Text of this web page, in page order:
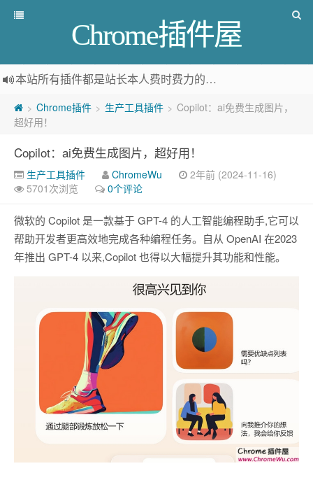
Chrome插件屋
本站所有插件都是站长本人费时费力的人工筛选推荐
> Chrome插件 > 生产工具插件 > Copilot：ai免费生成图片，
超好用！
Copilot：ai免费生成图片，超好用！
生产工具插件 ChromeWu
2年前 (2024-11-16)
5701次浏览
0个评论
微软的 Copilot 是一款基于 GPT-4 的人工智能编程助手,它可以
帮助开发者更高效地完成各种编程任务。自从 OpenAI 在2023
年推出 GPT-4 以来,Copilot 也得以大幅提升其功能和性能。